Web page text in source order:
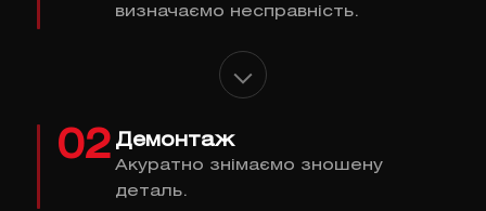
визначаємо несправність.
02 Демонтаж
Акуратно знімаємо зношену
деталь.